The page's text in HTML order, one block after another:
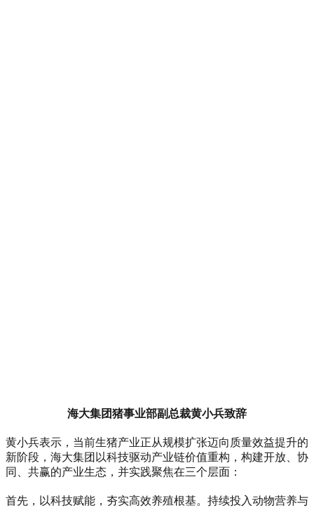
海大集团猪事业部副总裁黄小兵致辞
黄小兵表示，当前生猪产业正从规模扩张迈向质量效益提升的
新阶段，海大集团以科技驱动产业链价值重构，构建开放、协
同、共赢的产业生态，并实践聚焦在三个层面：
首先，以科技赋能，夯实高效养殖根基。持续投入动物营养与